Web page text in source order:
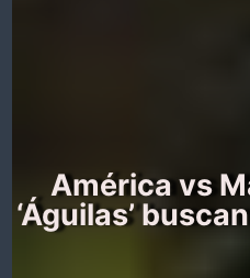
América vs
‘Águilas’